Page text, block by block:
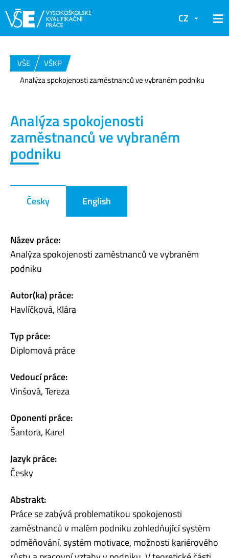
CZ
VŠE
VŠKP
Analýza spokojenosti zaměstnanců ve vybraném podniku
Analýza spokojenosti
zaměstnanců ve vybraném
podniku
Česky English
Název práce:
Analýza spokojenosti zaměstnanců ve vybraném
podniku
Autor(ka) práce:
Havlíčková, Klára
Typ práce:
Diplomová práce
Vedoucí práce:
Vinšová, Tereza
Oponenti práce:
Šantora, Karel
Jazyk práce:
Česky
Abstrakt:
Práce se zabývá problematikou spokojenosti
zaměstnanců v malém podniku zohledňující systém
odměňování, systém motivace, možnosti kariérového